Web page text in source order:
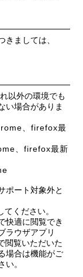
きましては、
以外の環境でも
い場合がありま
、firefox最
、firefox最新
ポート対象外と
ください。
快適に閲覧でき
ラウザアプリ
閲覧いただいた
場合は機能がご
い。